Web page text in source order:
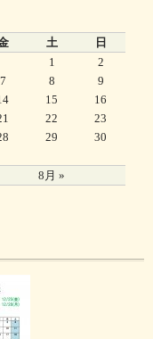
土 日
8月 »
1
2
7 8
9
15
16
22
23
29
30